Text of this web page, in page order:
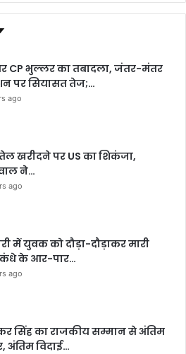
CP भुल्लर का तबादला, जंतर-मंतर
पर सियासत तेज;…
ago
खरीदने पर US का शिकंजा,
ने…
ago
में युवक को दौड़ा-दौड़ाकर मारी
कंधे के आर-पार…
ago
सिंह का राजकीय सम्मान से अंतिम
अंतिम विदाई…